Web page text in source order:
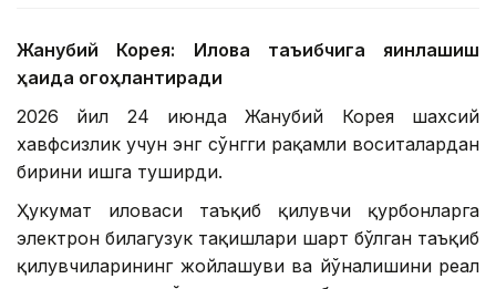
Жанубий Корея: Илова таъқибчига яқинлашиш
ҳақида огоҳлантиради
2026 йил 24 июнда Жанубий Корея шахсий
хавфсизлик учун энг сўнгги рақамли воситалардан
бирини ишга туширди.
Ҳукумат иловаси таъқиб қилувчи қурбонларга
электрон билагузук тақишлари шарт бўлган таъқиб
қилувчиларининг жойлашуви ва йўналишини реал